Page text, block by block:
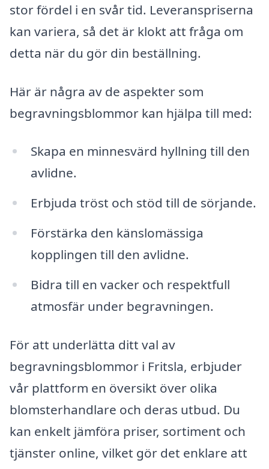
stor fördel i en svår tid. Leveranspriserna
kan variera, så det är klokt att fråga om
detta när du gör din beställning.
Här är några av de aspekter som
begravningsblommor kan hjälpa till med:
Skapa en minnesvärd hyllning till den
avlidne.
Erbjuda tröst och stöd till de sörjande.
Förstärka den känslomässiga
kopplingen till den avlidne.
Bidra till en vacker och respektfull
atmosfär under begravningen.
För att underlätta ditt val av
begravningsblommor i Fritsla, erbjuder
vår plattform en översikt över olika
blomsterhandlare och deras utbud. Du
kan enkelt jämföra priser, sortiment och
tjänster online, vilket gör det enklare att